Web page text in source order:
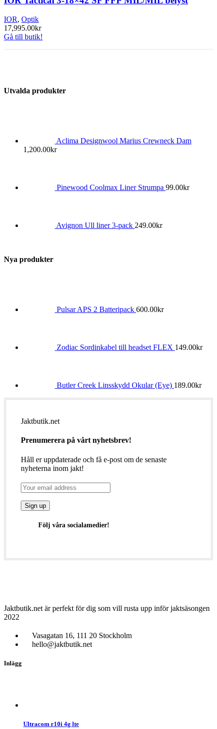
IOR, Optik
17,995.00kr
Gå till butik!
Utvalda produkter
Aclima Designwool Marius Crewneck Dam
1,200.00kr
Pinewood Coolmax Liner Strumpa 99.00kr
Avignon Ull liner 3-pack 249.00kr
Nya produkter
Pulsar APS 2 Batteripack 600.00kr
Zodiac Sordinkabel till headset FLEX 149.00kr
Butler Creek Linsskydd Okular (Eye) 189.00kr
Jaktbutik.net
Prenumerera på vårt nyhetsbrev!
Håll er uppdaterade och få e-post om de senaste
nyheterna inom jakt!
Följ våra socialamedier!
Jaktbutik.net är perfekt för dig som vill rusta upp inför jaktsäsongen
2022
Vasagatan 16, 111 20 Stockholm
hello@jaktbutik.net
Inlägg
Ultracom r10i 4g lte